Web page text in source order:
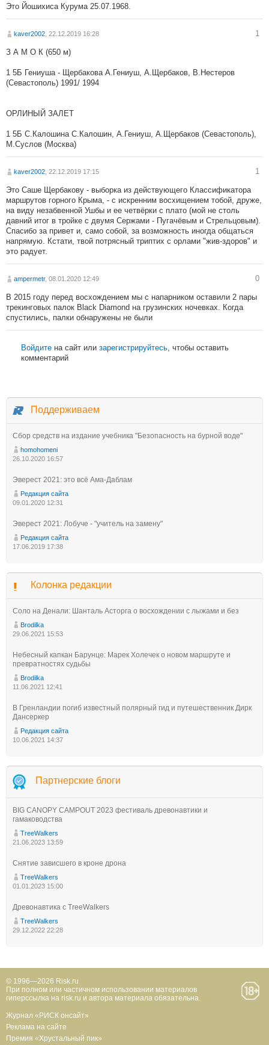
Это Йошихиса Курума 25.07.1968.
kaver2002 , 22.12.2019 16:28 1
З А М О К (650 м)
1 5Б Гениуша - Щербакова А.Гениуш, А.Щербаков, В.Нестеров
(Севастополь) 1991/ 1994
ОРЛИНЫЙ ЗАЛЕТ
1 5Б С.Калошина С.Калошин, А.Гениуш, А.Щербаков (Севастополь),
М.Суслов (Москва)
kaver2002 , 22.12.2019 17:15 1
Это Саше Щербакову - выборка из действующего Классификатора
маршрутов горного Крыма, - с искренним восхищением тобой, друже,
на виду незабвенной Ушбы и ее четвёрки с плато (мой не столь
давний итог в тройке с двумя Сержами - Пугачёвым и Стрельцовым).
Спасибо за привет и, само собой, за возможность иногда общаться
напрямую. Кстати, твой потрясный триптих с орлами "жив-здоров" и
это радует.
ampermetr, 08.01.2020 12:49 0
В 2015 году перед восхождением мы с напарником оставили 2 пары
трекинговых палок Black Diamond на грузинских ночевках. Когда
спустились, палки обнаружены не были
Войдите на сайт или зарегистрируйтесь , чтобы оставить
комментарий
Поддерживаем
Сбор средств на издание учебника "Безопасность на бурной воде"
homohomeni
26.10.2020 16:57
Эверест 2021: это всё Ама-Даблам
Редакция сайта
09.01.2020 12:31
Эверест 2021: Лобуче - "учитель на замену"
Редакция сайта
17.06.2019 17:38
Колонка редакции
Соло на Денали: Шанталь Асторга о восхождении с лыжами и без
Brodilka
29.06.2021 15:53
Небесный капкан Барунце: Марек Холечек о новом маршруте и
превратностях судьбы
Brodilka
11.06.2021 12:41
В Гренландии погиб известный полярный гид и путешественник Дирк
Дансеркер
Редакция сайта
10.06.2021 14:37
Партнерские блоги
BIG CANOPY CAMPOUT 2023 фестиваль древонавтики и
гамаководства
TreeWalkers
21.06.2023 13:59
Снятие зависшего в кроне дрона
TreeWalkers
01.01.2023 15:00
Древонавтика с TreeWalkers
TreeWalkers
29.12.2022 22:28
© 1996—2026 Risk.ru
При полном или частичном использовании материалов
гиперссылка на risk.ru и автора материала обязательна.
Журнал «РИСК онсайт»
Реклама на сайте
Премия «Хрустальный пик»